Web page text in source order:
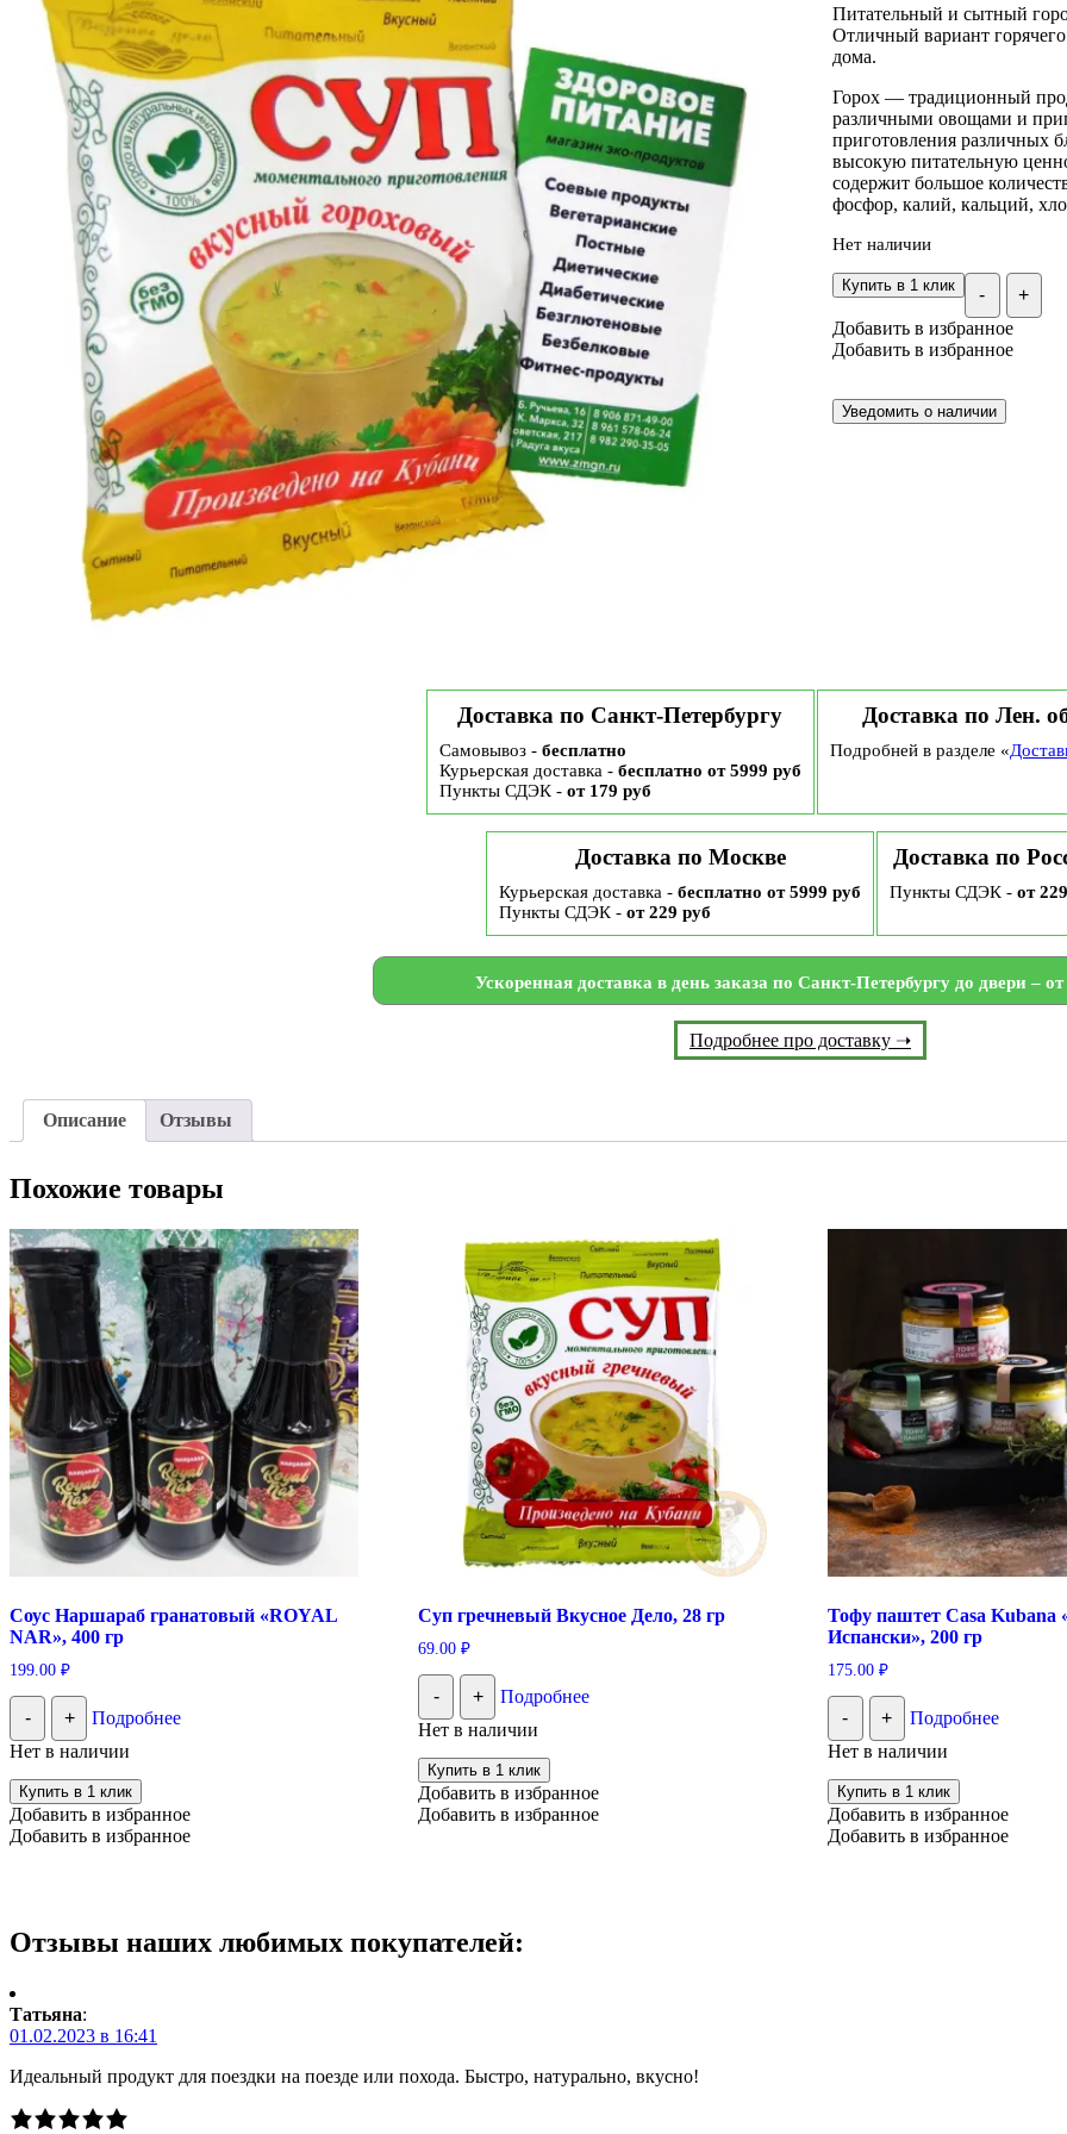
пользователей
Питательный и сытный
Отличный вариант
дома.
Горох — традиционный
различными овощами и
приготовления различных
высокую питательную
содержит большое
фосфор, калий, кальций,
Нет наличии
- +
Купить в 1 клик
Добавить в избранное
Добавить в избранное
Доставка по Санкт-Петербургу
Самовывоз - бесплатно
Курьерская доставка - бесплатно от 5999 руб
Пункты СДЭК - от 179 руб
Доставка по Лен.
Подробней в разделе «
Доставка по Москве
Курьерская доставка - бесплатно от 5999 руб
Пункты СДЭК - от 229 руб
Доставка по
Пункты СДЭК - от
Ускоренная доставка в день заказа по Санкт-Петербургу до двери –
Подробнее про доставку ➝
Описание Отзывы
Похожие товары
Соус Наршараб гранатовый «ROYAL
NAR», 400 гр
199.00 ₽
- +
Подробнее
Нет в наличии
Купить в 1 клик
Добавить в избранное
Добавить в избранное
Суп гречневый Вкусное Дело, 28 гр
69.00₽
- +
Подробнее
Нет в наличии
Купить в 1 клик
Добавить в избранное
Добавить в избранное
Тофу паштет Casa Kubana
Испански», 200 гр
175.00 ₽
- +
Подробнее
Нет в наличии
Купить в 1 клик
Добавить в избранное
Добавить в избранное
Отзывы наших любимых покупателей:
Татьяна:
01.02.2023 в 16:41
Идеальный продукт для поездки на поезде или похода. Быстро, натурально, вкусно!